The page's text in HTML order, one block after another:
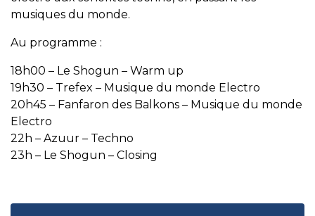
musiques du monde.
Au programme :
18h00 – Le Shogun – Warm up
19h30 – Trefex – Musique du monde Electro
20h45 – Fanfaron des Balkons – Musique du monde
Electro
22h – Azuur – Techno
23h – Le Shogun – Closing